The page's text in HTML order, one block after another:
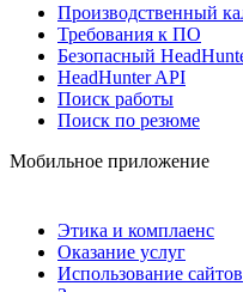
Производственный
Требования к ПО
Безопасный
HeadHunter API
Поиск работы
Поиск по резюме
Мобильное приложение
Этика и комплаенс
Оказание услуг
Использование сайтов